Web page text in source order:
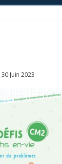
Posted
30 Juin 2023